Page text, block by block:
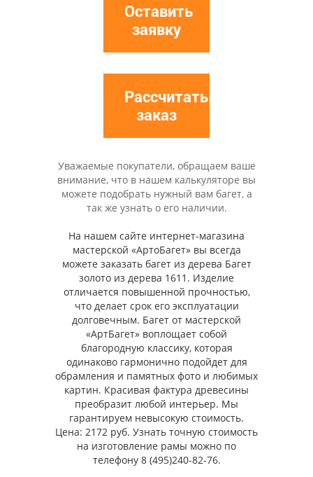
Оставить
заявку
Рассчитать
заказ
Уважаемые покупатели, обращаем ваше
внимание, что в нашем калькуляторе вы
можете подобрать нужный вам багет, а
так же узнать о его наличии.
На нашем сайте интернет-магазина
мастерской «АртоБагет» вы всегда
можете заказать багет из дерева Багет
золото из дерева 1611. Изделие
отличается повышенной прочностью,
что делает срок его эксплуатации
долговечным. Багет от мастерской
«АртБагет» воплощает собой
благородную классику, которая
одинаково гармонично подойдет для
обрамления и памятных фото и любимых
картин. Красивая фактура древесины
преобразит любой интерьер. Мы
гарантируем невысокую стоимость.
Цена: 2172 руб. Узнать точную стоимость
на изготовление рамы можно по
телефону 8 (495)240-82-76.